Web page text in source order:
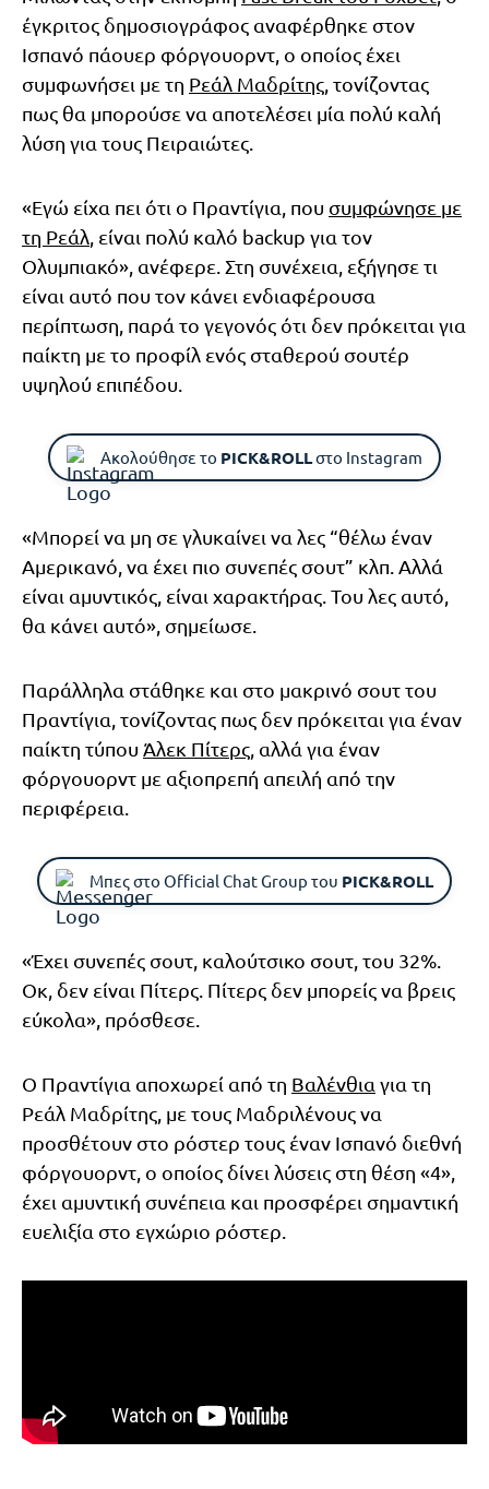
έγκριτος δημοσιογράφος αναφέρθηκε στον
Ισπανό πάουερ φόργουορντ, ο οποίος έχει
συμφωνήσει με τη Ρεάλ Μαδρίτης, τονίζοντας
πως θα μπορούσε να αποτελέσει μία πολύ καλή
λύση για τους Πειραιώτες.
«Εγώ είχα πει ότι ο Πραντίγια, που συμφώνησε με
τη Ρεάλ, είναι πολύ καλό backup για τον
Ολυμπιακό», ανέφερε. Στη συνέχεια, εξήγησε τι
είναι αυτό που τον κάνει ενδιαφέρουσα
περίπτωση, παρά το γεγονός ότι δεν πρόκειται για
παίκτη με το προφίλ ενός σταθερού σουτέρ
υψηλού επιπέδου.
Ακολούθησε το PICK&ROLLστο Instagram
«Μπορεί να μη σε γλυκαίνει να λες “θέλω έναν
Αμερικανό, να έχει πιο συνεπές σουτ” κλπ. Αλλά
είναι αμυντικός, είναι χαρακτήρας. Του λες αυτό,
θα κάνει αυτό», σημείωσε.
Παράλληλα στάθηκε και στο μακρινό σουτ του
Πραντίγια, τονίζοντας πως δεν πρόκειται για έναν
παίκτη τύπου Άλεκ Πίτερς, αλλά για έναν
φόργουορντ με αξιοπρεπή απειλή από την
περιφέρεια.
Μπες στο Official Chat Group του PICK&ROLL
«Έχει συνεπές σουτ, καλούτσικο σουτ, του 32%.
Οκ, δεν είναι Πίτερς. Πίτερς δεν μπορείς να βρεις
εύκολα», πρόσθεσε.
Ο Πραντίγια αποχωρεί από τη Βαλένθια για τη
Ρεάλ Μαδρίτης, με τους Μαδριλένους να
προσθέτουν στο ρόστερ τους έναν Ισπανό διεθνή
φόργουορντ, ο οποίος δίνει λύσεις στη θέση «4»,
έχει αμυντική συνέπεια και προσφέρει σημαντική
ευελιξία στο εγχώριο ρόστερ.